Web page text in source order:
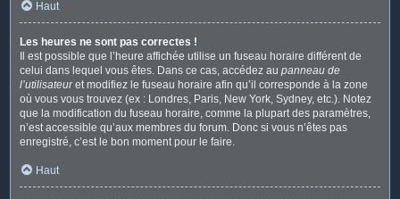
Haut
Les heures ne sont pas correctes !
Il est possible que l’heure affichée utilise un fuseau horaire différent de
celui dans lequel vous êtes. Dans ce cas, accédez au panneau de
l’utilisateuret modifiez le fuseau horaire afin qu’il corresponde à la zone
où vous vous trouvez (ex : Londres, Paris, New York, Sydney, etc.). Notez
que la modification du fuseau horaire, comme la plupart des paramètres,
n’est accessible qu’aux membres du forum. Donc si vous n’êtes pas
enregistré, c’est le bon moment pour le faire.
Haut